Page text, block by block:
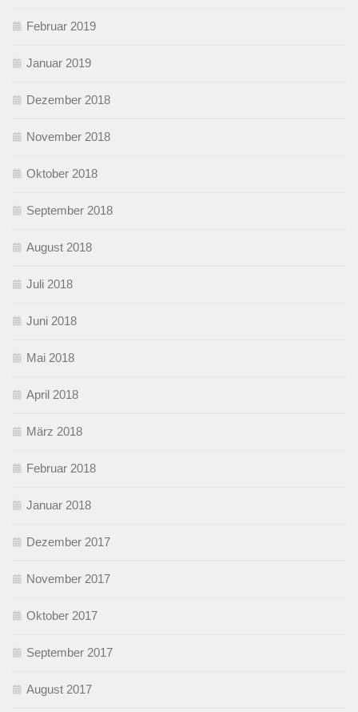
Februar 2019
Januar 2019
Dezember 2018
November 2018
Oktober 2018
September 2018
August 2018
Juli 2018
Juni 2018
Mai 2018
April 2018
März 2018
Februar 2018
Januar 2018
Dezember 2017
November 2017
Oktober 2017
September 2017
August 2017